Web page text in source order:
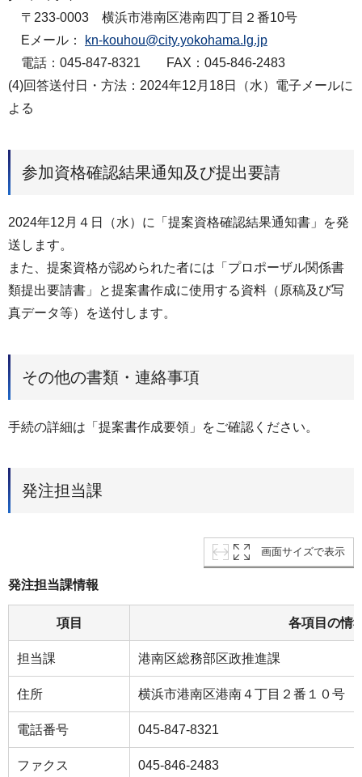
〒233-0003 横浜市港南区港南四丁目２番10号
Eメール：
kn-kouhou@city.yokohama.lg.jp
電話：045-847-8321 FAX：045-846-2483
(4)回答送付日・方法：2024年12月18日（水）電子メールに
よる
参加資格確認結果通知及び提出要請
2024年12月４日（水）に「提案資格確認結果通知書」を発
送します。
また、提案資格が認められた者には「プロポーザル関係書
類提出要請書」と提案書作成に使用する資料（原稿及び写
真データ等）を送付します。
その他の書類・連絡事項
手続の詳細は「提案書作成要領」をご確認ください。
発注担当課
画面サイズで表示
発注担当課情報
項目 各項目の情
担当課 港南区総務部区政推進課
住所 横浜市港南区港南４丁目２番１０号
電話番号 045-847-8321
ファクス 045-846-2483